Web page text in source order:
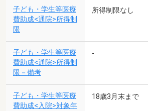
子ども・学生等医療
費助成<通院>所得制
限
所得制限なし
子ども・学生等医療
費助成<通院>所得制
限－備考
-
子ども・学生等医療
費助成<入院>対象年
18歳3月末まで